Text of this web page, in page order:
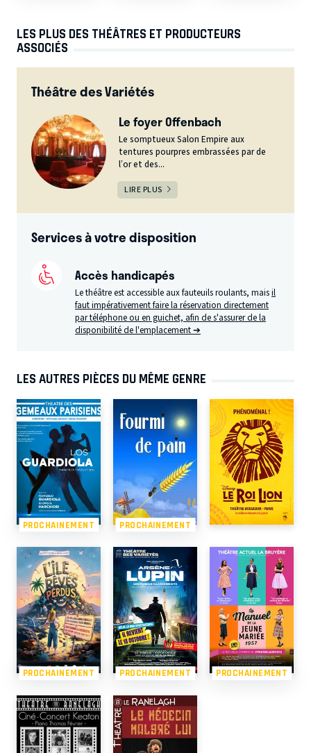
LES PLUS DES THÉÂTRES ET PRODUCTEURS
ASSOCIÉS
Théâtre des Variétés
Le foyer Offenbach
Le somptueux Salon Empire aux
tentures pourpres embrassées par de
l’or et des...
LIRE PLUS
Services à votre disposition
Accès handicapés
Le théâtre est accessible aux fauteuils roulants, maisil
faut impérativement faire la réservation directement
par téléphone ou en guichet, afin de s'assurer de la
disponibilité de l'emplacement ➔
LES AUTRES PIÈCES DU MÊME GENRE
PROCHAINEMENT PROCHAINEMENT
PROCHAINEMENT PROCHAINEMENT PROCHAINEMENT